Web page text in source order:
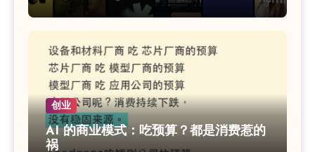
创业
AI 的商业模式：吃预算？都是消费惹的
祸